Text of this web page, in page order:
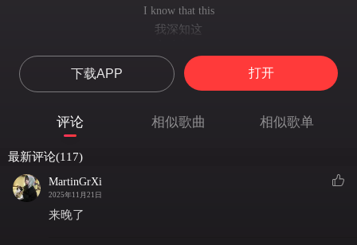
I know that this
我深知这
不是爱情
I know this cannot be but I want it
明知不该奢求 却依然渴望
为何
下载APP 打开
评论 相似歌曲 相似歌单
最新评论(117)
MartinGrXi
2025年11月21日
来晚了